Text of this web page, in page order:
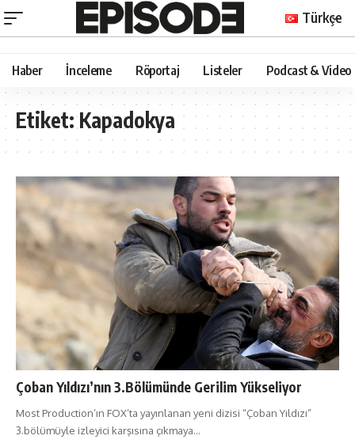
Türkçe
Haber İnceleme Röportaj Listeler Podcast & Video
Etiket:Kapadokya
Çoban Yıldızı’nın 3.Bölümünde Gerilim Yükseliyor
Most Production’ın FOX’ta yayınlanan yeni dizisi “Çoban Yıldızı”
3.bölümüyle izleyici karşısına çıkmaya…